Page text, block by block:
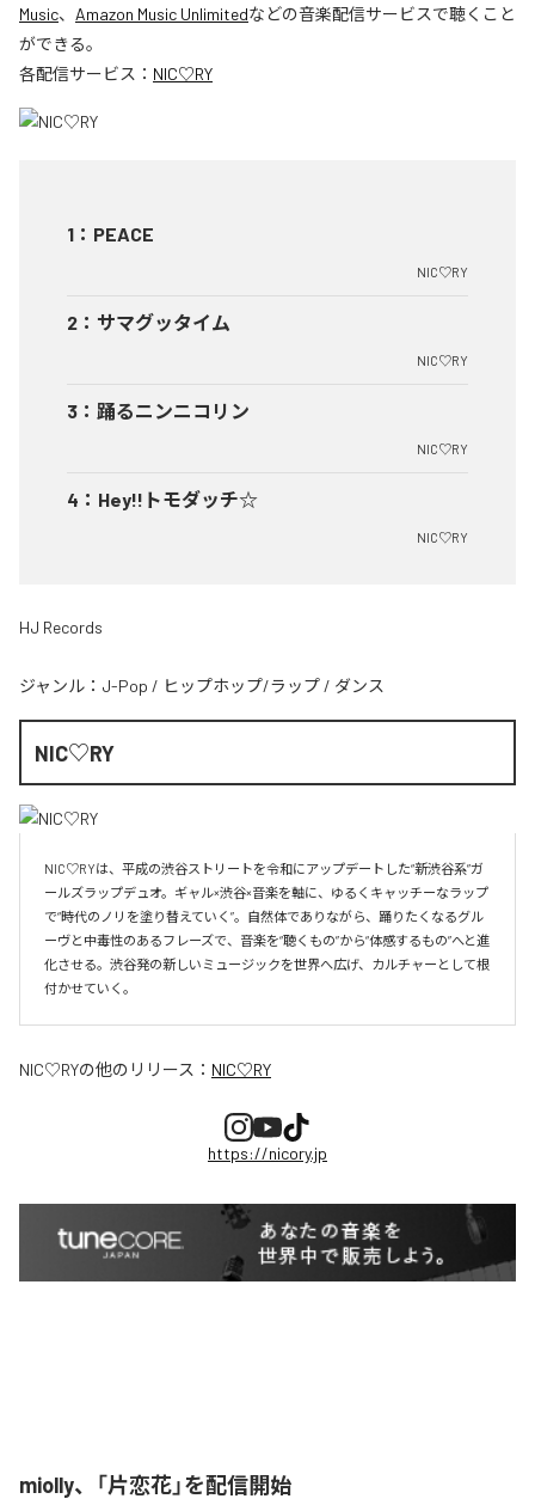
Music、 Amazon Music Unlimitedなどの音楽配信サービスで聴くこと
ができる。
各配信サービス： NIC♡RY
1 ： PEACE
NIC♡RY
2 ： サマグッタイム
NIC♡RY
3 ： 踊るニンニコリン
NIC♡RY
4 ： Hey!!トモダッチ☆
NIC♡RY
HJ Records
ジャンル： J-Pop / ヒップホップ/ラップ / ダンス
NIC♡RY
NIC♡RYは、平成の渋谷ストリートを令和にアップデートした“新渋谷系”ガ
ールズラップデュオ。ギャル×渋谷×音楽を軸に、ゆるくキャッチーなラップ
で“時代のノリを塗り替えていく”。自然体でありながら、踊りたくなるグル
ーヴと中毒性のあるフレーズで、音楽を“聴くもの”から“体感するもの”へと進
化させる。渋谷発の新しいミュージックを世界へ広げ、カルチャーとして根
付かせていく。
NIC♡RYの他のリリース： NIC♡RY
https://nicory.jp
miolly、「片恋花」を配信開始